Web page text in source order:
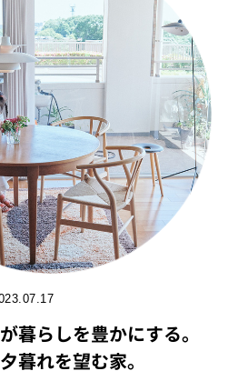
暮らしを豊かにする。
暮れを望む家。